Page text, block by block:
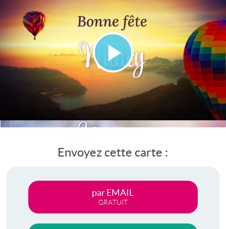
Lire
la
vidéo
Envoyez cette carte :
par EMAIL
GRATUIT